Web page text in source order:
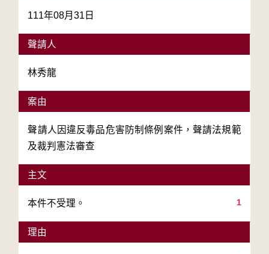
111年08月31日
聲請人
林秀龍
案由
聲請人因違反毒品危害防制條例案件，聲請法規範
及裁判憲法審查
主文
1
本件不受理。
理由